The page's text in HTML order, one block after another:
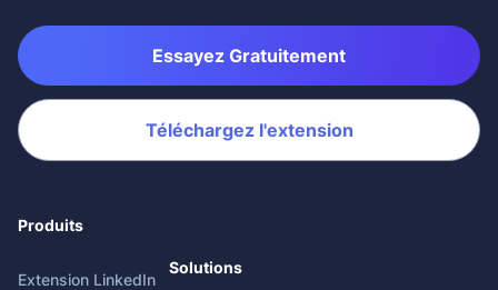
Essayez Gratuitement
Téléchargez l'extension
Produits
Extension LinkedIn
Solutions